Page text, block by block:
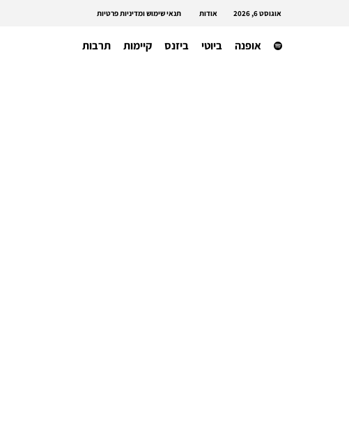
אוגוסט 6, 2026 אודות תנאי שימוש ומדיניות פרטיות
אופנה ביוטי ביזנס קיימות תרבות